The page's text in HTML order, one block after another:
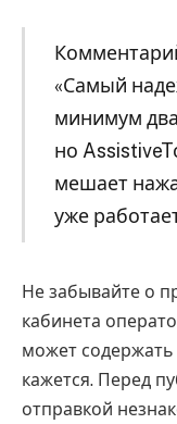
«Самый
минимум
но
мешает
уже
Не забывайте о
кабинета
может
кажется. Перед
отправкой